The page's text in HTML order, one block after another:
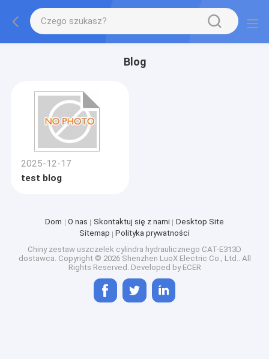
Blog
2025-12-17
test blog
Dom O nas Skontaktuj się z nami
Desktop Site
Sitemap
Polityka prywatności
Chiny zestaw uszczelek cylindra hydraulicznego CAT-E313D
dostawca. Copyright © 2026 Shenzhen LuoX Electric Co., Ltd.. All
Rights Reserved. Developed by ECER